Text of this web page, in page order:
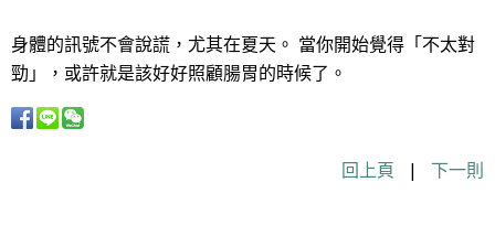
身體的訊號不會說謊，尤其在夏天。 當你開始覺得「不太對
勁」，或許就是該好好照顧腸胃的時候了。
回上頁 | 下一則